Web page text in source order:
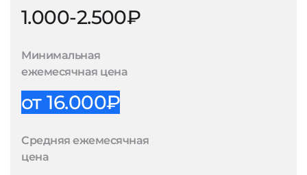
1.000-2.500₽
Минимальная
ежемесячная цена
от 16.000₽
Средняя ежемесячная
цена